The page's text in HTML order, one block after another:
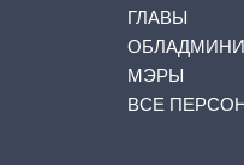
ГЛАВЫ
МЭРЫ
ВСЕ